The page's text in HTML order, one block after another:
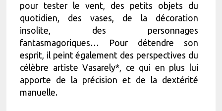
pour tester le vent, des petits objets du
quotidien, des vases, de la décoration
insolite, des personnages
fantasmagoriques… Pour détendre son
esprit, il peint également des perspectives du
célèbre artiste Vasarely*, ce qui en plus lui
apporte de la précision et de la dextérité
manuelle.